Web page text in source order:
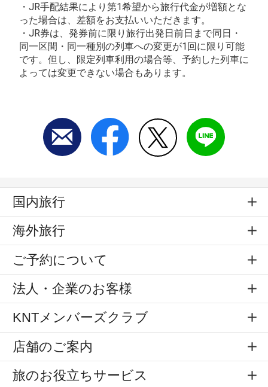
・JR手配結果により第1希望から旅行代金が増額とな
った場合は、差額をお支払いいただきます。
・JR券は、発券前に限り旅行出発日前日まで同日・
同一区間・同一種別の列車への変更が1回に限り可能
です。但し、限定列車利用の場合等、予約した列車に
よっては変更できない場合もあります。
国内旅行
海外旅行
ご予約について
法人・企業のお客様
KNTメンバーズクラブ
店舗のご案内
旅のお役立ちサービス